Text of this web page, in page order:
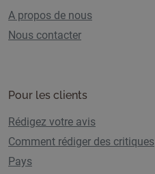
A propos de nous
Nous contacter
Pour les clients
Rédigez votre avis
Comment rédiger des critiques
Pays